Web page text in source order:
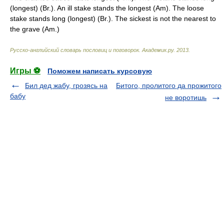
(longest) (Br.). An ill stake stands the longest (Am). The loose
stake stands long (longest) (Br.). The sickest is not the nearest to
the grave (Am. )
Русско-английский словарь пословиц и поговорок. Академик.ру. 2013
Игры ⚽
Поможем написать курсовую
Бил дед жабу, грозясь на
бабу
Битого, пролитого да прожитого
не воротишь